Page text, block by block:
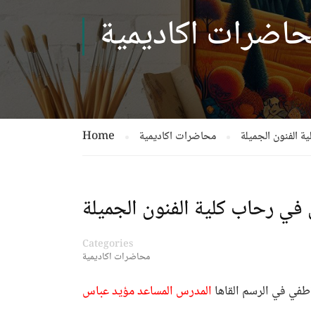
اكاديمية
Home محاضرات اكاديمية الفنون الجميلة
رحاب كلية الفنون الجميلة
Categories
محاضرات اكاديمية
في الرسم القاها